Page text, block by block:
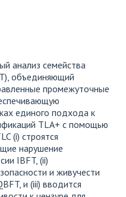
анализ семейства
объединяющий
промежуточные
единого подхода к
TLA+ с помощью
(i) строятся
нарушение
IBFT, (ii)
и живучести
и (iii) вводится